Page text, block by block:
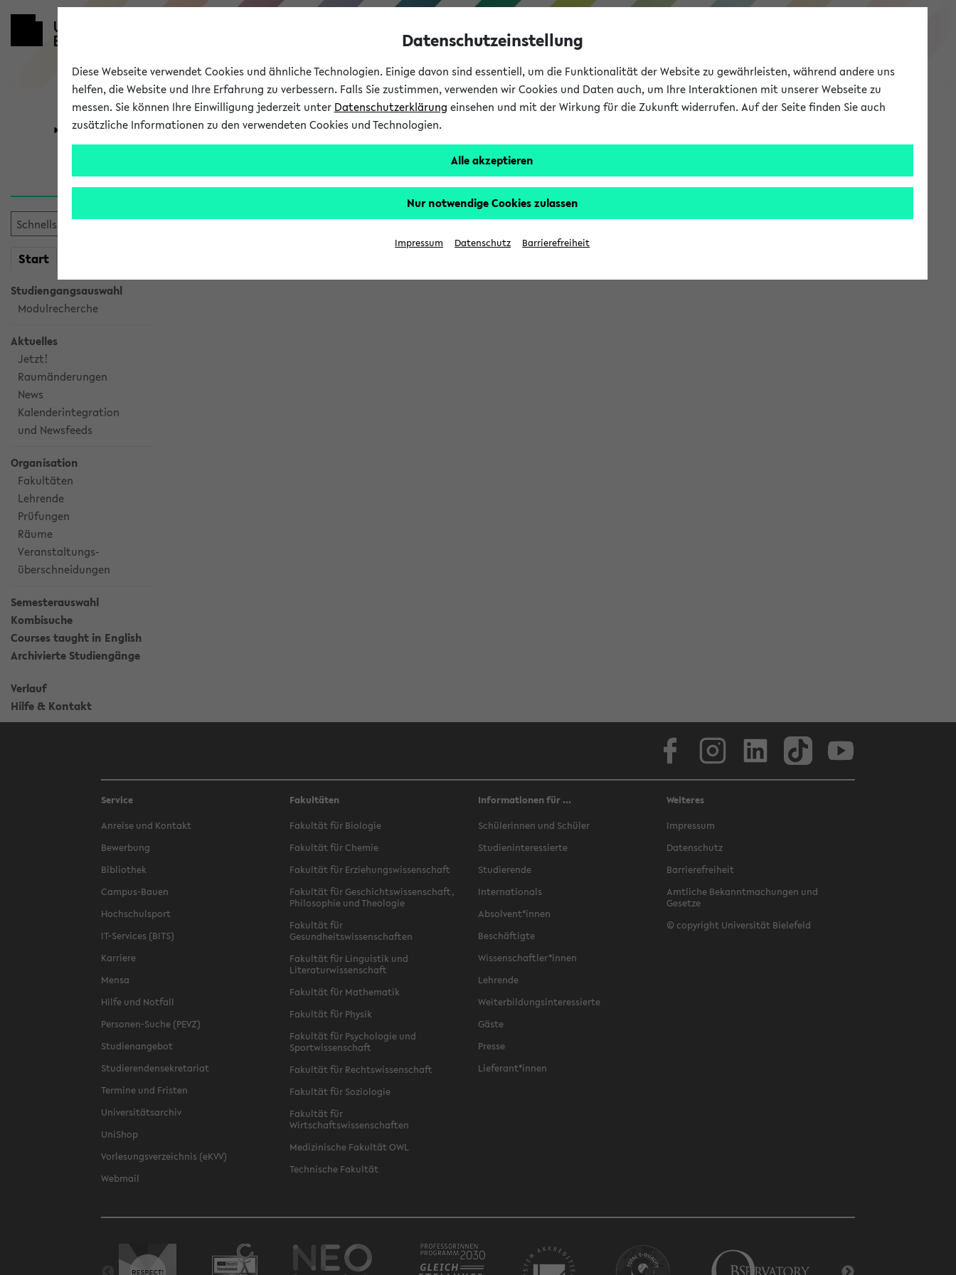
eKVV
Universität Forschung Studium
Start
Studiengangsauswahl
Modulrecherche
Aktuelles
Jetzt!
Raumänderungen
News
Kalenderintegration
und Newsfeeds
Organisation
Fakultäten
Lehrende
Prüfungen
Räume
Veranstaltungs-
überschneidungen
Semesterauswahl
Kombisuche
Courses taught in English
Archivierte Studiengänge
Verlauf
Hilfe & Kontakt
Verlauf
Service
Anreise und Kontakt
Bewerbung
Bibliothek
Campus-Bauen
Hochschulsport
IT-Services (BITS)
Karriere
Mensa
Hilfe und Notfall
Personen-Suche (PEVZ)
Studienangebot
Studierendensekretariat
Termine und Fristen
Universitätsarchiv
UniShop
Vorlesungsverzeichnis (eKVV)
Webmail
Fakultäten
Fakultät für Biologie
Fakultät für Chemie
Fakultät für Erziehungswissenschaft
Fakultät für Geschichtswissenschaft,
Philosophie und Theologie
Fakultät für
Gesundheitswissenschaften
Fakultät für Linguistik und
Literaturwissenschaft
Fakultät für Mathematik
Fakultät für Physik
Fakultät für Psychologie und
Sportwissenschaft
Fakultät für Rechtswissenschaft
Fakultät für Soziologie
Fakultät für
Wirtschaftswissenschaften
Medizinische Fakultät OWL
Technische Fakultät
Informationen für ...
Schülerinnen und Schüler
Studieninteressierte
Studierende
Internationals
Absolvent*innen
Beschäftigte
Wissenschaftler*innen
Lehrende
Weiterbildungsinteressierte
Gäste
Presse
Lieferant*innen
Weiteres
Impressum
Datenschutz
Barrierefreiheit
Amtliche Bekanntmachungen und
Gesetze
© copyright Universität Bielefeld
Datenschutzeinstellung
Diese Webseite verwendet Cookies und ähnliche Technologien. Einige davon sind essentiell, um die Funktionalität der Website zu gewährleisten, während andere uns
helfen, die Website und Ihre Erfahrung zu verbessern. Falls Sie zustimmen, verwenden wir Cookies und Daten auch, um Ihre Interaktionen mit unserer Webseite zu
messen. Sie können Ihre Einwilligung jederzeit unter Datenschutzerklärung einsehen und mit der Wirkung für die Zukunft widerrufen. Auf der Seite finden Sie auch
zusätzliche Informationen zu den verwendeten Cookies und Technologien.
Alle akzeptieren
Nur notwendige Cookies zulassen
Impressum Datenschutz Barrierefreiheit